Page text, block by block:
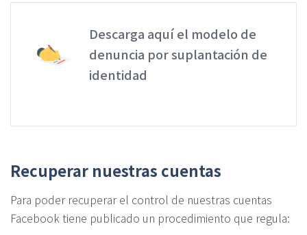
Descarga aquí el modelo de
denuncia por suplantación de
identidad
Recuperar nuestras cuentas
Para poder recuperar el control de nuestras cuentas
Facebook tiene publicado un procedimiento que regula: